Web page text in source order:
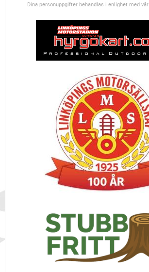
Dina personuppgifter behandlas i enlighet med vår